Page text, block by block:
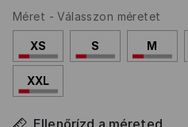
Méret -Válasszon méretet
XS S M
XXL